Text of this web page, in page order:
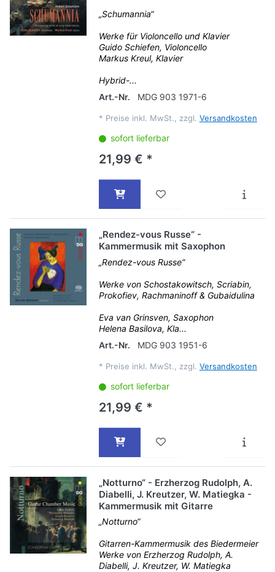
„Schumannia“
Werke für Violoncello und Klavier
Guido Schiefen, Violoncello
Markus Kreul, Klavier
Hybrid-...
Art.-Nr.
MDG 903 1971-6
* Preise inkl. MwSt., zzgl. Versandkosten
sofort lieferbar
21,99 € *
„Rendez-vous Russe“ -
Kammermusik mit Saxophon
„Rendez-vous Russe“
Werke von Schostakowitsch, Scriabin,
Prokofiev, Rachmaninoff & Gubaidulina
Eva van Grinsven, Saxophon
Helena Basilova, Kla...
Art.-Nr.
MDG 903 1951-6
* Preise inkl. MwSt., zzgl. Versandkosten
sofort lieferbar
21,99 € *
„Notturno“ - Erzherzog Rudolph, A.
Diabelli, J. Kreutzer, W. Matiegka -
Kammermusik mit Gitarre
„Notturno“
Gitarren-Kammermusik des Biedermeier
Werke von Erzherzog Rudolph, A.
Diabelli, J. Kreutzer, W. Matiegka